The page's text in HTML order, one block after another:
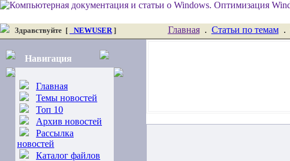
Здравствуйте [ _NEWUSER] Главная. Статьи по темам.
Навигация
Главная
Темы новостей
Топ 10
Архив новостей
Рассылка
новостей
Каталог файлов